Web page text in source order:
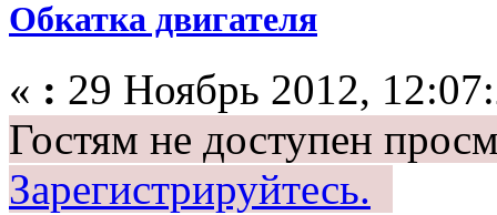
Обкатка двигателя
« : 29 Ноябрь 2012,
Гостям не доступен
Зарегистрируйтесь.